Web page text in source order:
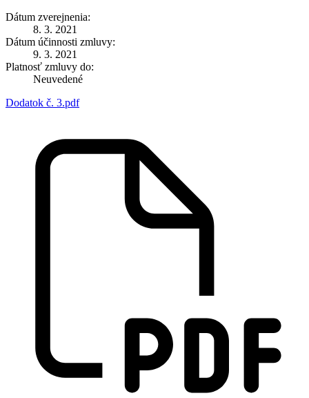
Dátum zverejnenia:
8. 3. 2021
Dátum účinnosti zmluvy:
9. 3. 2021
Platnosť zmluvy do:
Neuvedené
Dodatok č. 3.pdf